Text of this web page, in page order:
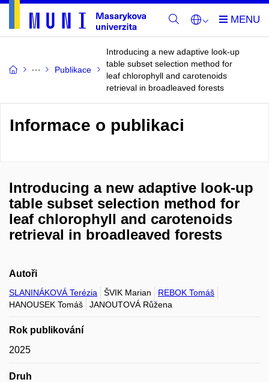
Publikace
Introducing a new adaptive look-up
table subset selection method for
leaf chlorophyll and carotenoids
retrieval in broadleaved forests
Informace o publikaci
Introducing a new adaptive look-up
table subset selection method for
leaf chlorophyll and carotenoids
retrieval in broadleaved forests
Autoři
SLANINÁKOVÁ Terézia ŠVIK Marian
REBOK Tomáš
HANOUSEK Tomáš
JANOUTOVÁ Růžena
Rok publikování
2025
Druh